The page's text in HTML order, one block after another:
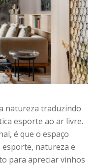
natureza traduzindo
esporte ao ar livre.
é que o espaço
natureza e
para apreciar vinhos